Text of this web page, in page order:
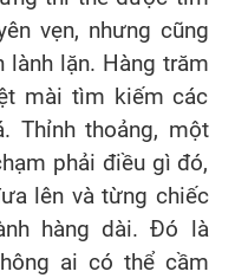
vẹn, nhưng cũng
lặn. Hàng trăm
mài tìm kiếm các
Thỉnh thoảng, một
phải điều gì đó,
lên và từng chiếc
hàng dài. Đó là
ai có thể cầm